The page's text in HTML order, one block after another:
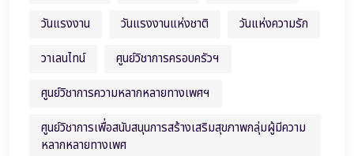
วันแรงงาน
วันแรงงานแห่งชาติ
วันแห่งความรัก
วาเลนไทน์
ศูนย์วิชาการครอบครัวฯ
ศูนย์วิชาการความหลากหลายทางเพศฯ
ศูนย์วิชาการเพื่อสนับสนุนการสร้างเสริมสุขภาพกลุ่มผู้มีความ
หลากหลายทางเพศ